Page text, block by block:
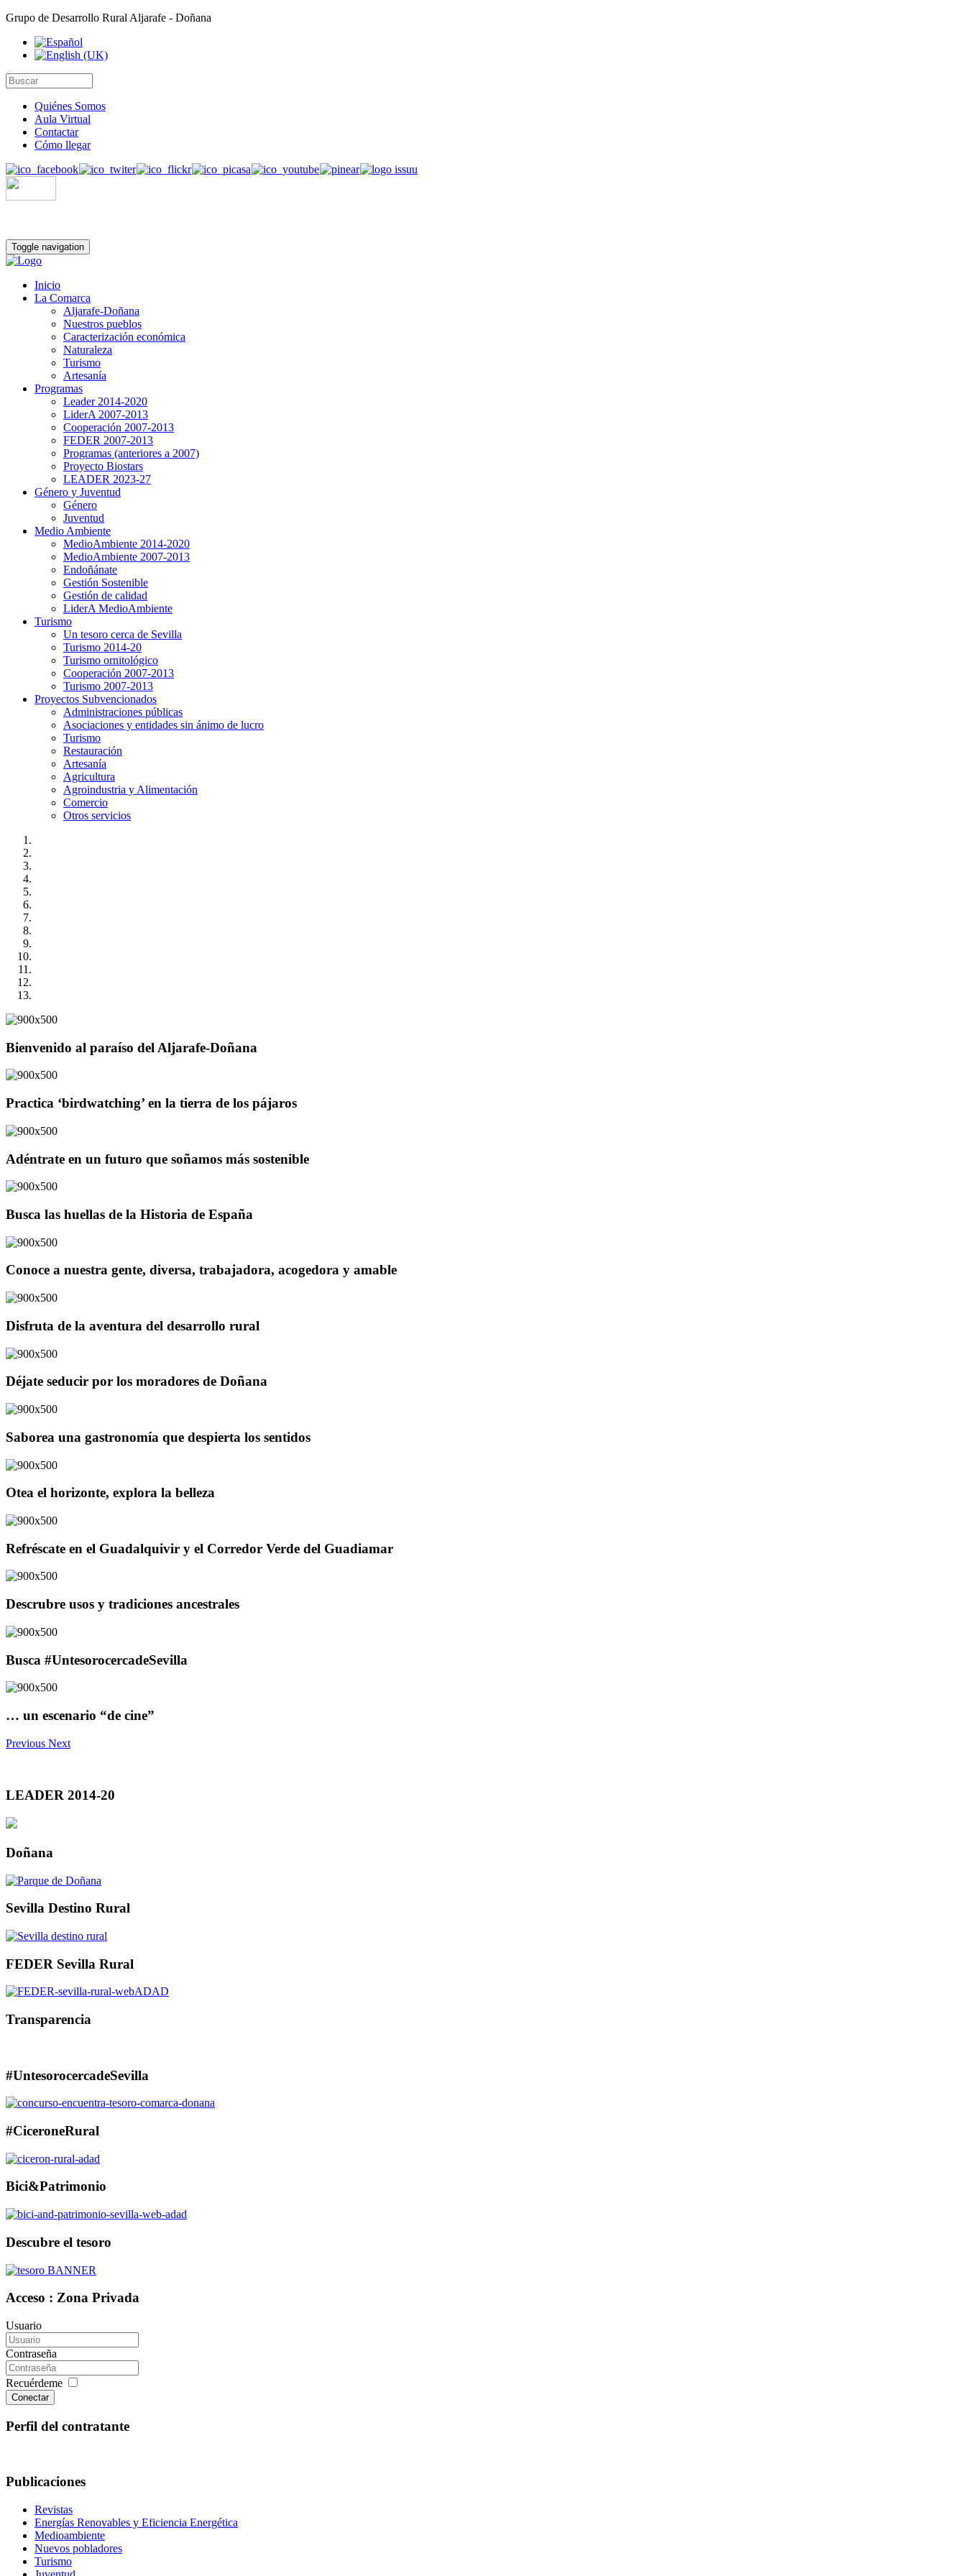
Grupo de Desarrollo Rural Aljarafe - Doñana
Quiénes Somos
Aula Virtual
Contactar
Cómo llegar
Toggle navigation
Inicio
La Comarca
Aljarafe-Doñana
Nuestros pueblos
Caracterización económica
Naturaleza
Turismo
Artesanía
Programas
Leader 2014-2020
LiderA 2007-2013
Cooperación 2007-2013
FEDER 2007-2013
Programas (anteriores a 2007)
Proyecto Biostars
LEADER 2023-27
Género y Juventud
Género
Juventud
Medio Ambiente
MedioAmbiente 2014-2020
MedioAmbiente 2007-2013
Endoñánate
Gestión Sostenible
Gestión de calidad
LiderA MedioAmbiente
Turismo
Un tesoro cerca de Sevilla
Turismo 2014-20
Turismo ornitológico
Cooperación 2007-2013
Turismo 2007-2013
Proyectos Subvencionados
Administraciones públicas
Asociaciones y entidades sin ánimo de lucro
Turismo
Restauración
Artesanía
Agricultura
Agroindustria y Alimentación
Comercio
Otros servicios
Bienvenido al paraíso del Aljarafe-Doñana
Practica ‘birdwatching’ en la tierra de los pájaros
Adéntrate en un futuro que soñamos más sostenible
Busca las huellas de la Historia de España
Conoce a nuestra gente, diversa, trabajadora, acogedora y amable
Disfruta de la aventura del desarrollo rural
Déjate seducir por los moradores de Doñana
Saborea una gastronomía que despierta los sentidos
Otea el horizonte, explora la belleza
Refréscate en el Guadalquivir y el Corredor Verde del Guadiamar
Descrubre usos y tradiciones ancestrales
Busca #UntesorocercadeSevilla
… un escenario “de cine”
Previous Next
LEADER 2014-20
Doñana
Sevilla Destino Rural
FEDER Sevilla Rural
Transparencia
#UntesorocercadeSevilla
#CiceroneRural
Bici&Patrimonio
Descubre el tesoro
Acceso : Zona Privada
Usuario
Contraseña
Recuérdeme
Conectar
Perfil del contratante
Publicaciones
Revistas
Energías Renovables y Eficiencia Energética
Medioambiente
Nuevos pobladores
Turismo